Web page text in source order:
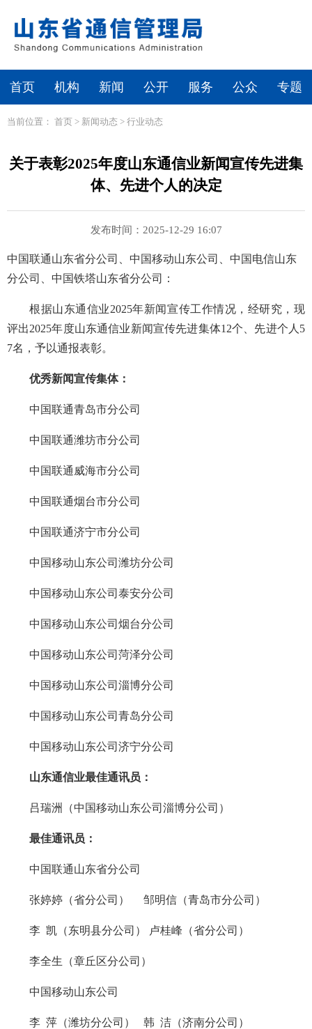
首页 机构 新闻 公开 服务 公众 专题
当前位置： 首页 > 新闻动态 > 行业动态
关于表彰2025年度山东通信业新闻宣传先进集
体、先进个人的决定
发布时间：2025-12-29 16:07
中国联通山东省分公司、中国移动山东公司、中国电信山东
分公司、中国铁塔山东省分公司：
根据山东通信业2025年新闻宣传工作情况，经研究，现
评出2025年度山东通信业新闻宣传先进集体12个、先进个人5
7名，予以通报表彰。
优秀新闻宣传集体：
中国联通青岛市分公司
中国联通潍坊市分公司
中国联通威海市分公司
中国联通烟台市分公司
中国联通济宁市分公司
中国移动山东公司潍坊分公司
中国移动山东公司泰安分公司
中国移动山东公司烟台分公司
中国移动山东公司菏泽分公司
中国移动山东公司淄博分公司
中国移动山东公司青岛分公司
中国移动山东公司济宁分公司
山东通信业最佳通讯员：
吕瑞洲（中国移动山东公司淄博分公司）
最佳通讯员：
中国联通山东省分公司
张婷婷（省分公司） 邹明信（青岛市分公司）
李 凯（东明县分公司） 卢桂峰（省分公司）
李全生（章丘区分公司）
中国移动山东公司
李 萍（潍坊分公司） 韩 洁（济南分公司）